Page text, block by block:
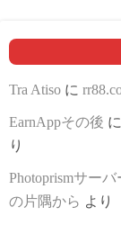
Tra Atiso に
EarnAppその後 に
り
Photoprismサー
の片隅から より